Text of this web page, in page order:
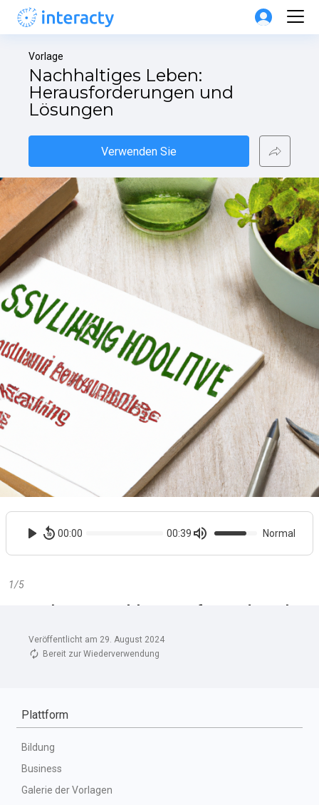
Veröffentlicht am 29. August 2024
Bereit zur Wiederverwendung
Vorlage
Nachhaltiges Leben:
Herausforderungen und
Lösungen
Verwenden Sie
Plattform
Bildung
Business
Galerie der Vorlagen